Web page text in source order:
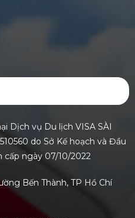
Dịch vụ Du lịch VISA SÀI
do Sở Kế hoạch và Đầu
cấp ngày 07/10/2022
Bến Thành, TP Hồ Chí